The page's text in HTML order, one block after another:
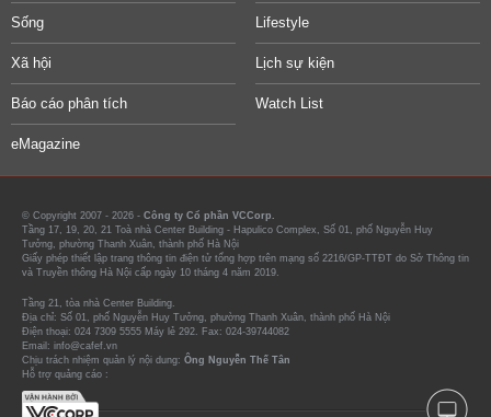
Sống Lifestyle
Xã hội Lịch sự kiện
Báo cáo phân tích Watch List
eMagazine
© Copyright 2007 - 2026 - Công ty Cổ phần VCCorp.
Tầng 17, 19, 20, 21 Toà nhà Center Building - Hapulico Complex, Số 01, phố Nguyễn Huy
Tưởng, phường Thanh Xuân, thành phố Hà Nội
Giấy phép thiết lập trang thông tin điện tử tổng hợp trên mạng số 2216/GP-TTĐT do Sở Thông tin
và Truyền thông Hà Nội cấp ngày 10 tháng 4 năm 2019.
Tầng 21, tòa nhà Center Building.
Địa chỉ: Số 01, phố Nguyễn Huy Tưởng, phường Thanh Xuân, thành phố Hà Nội
Điện thoại: 024 7309 5555 Máy lẻ 292. Fax: 024-39744082
Email: info@cafef.vn
Chịu trách nhiệm quản lý nội dung: Ông Nguyễn Thế Tân
Hỗ trợ quảng cáo :